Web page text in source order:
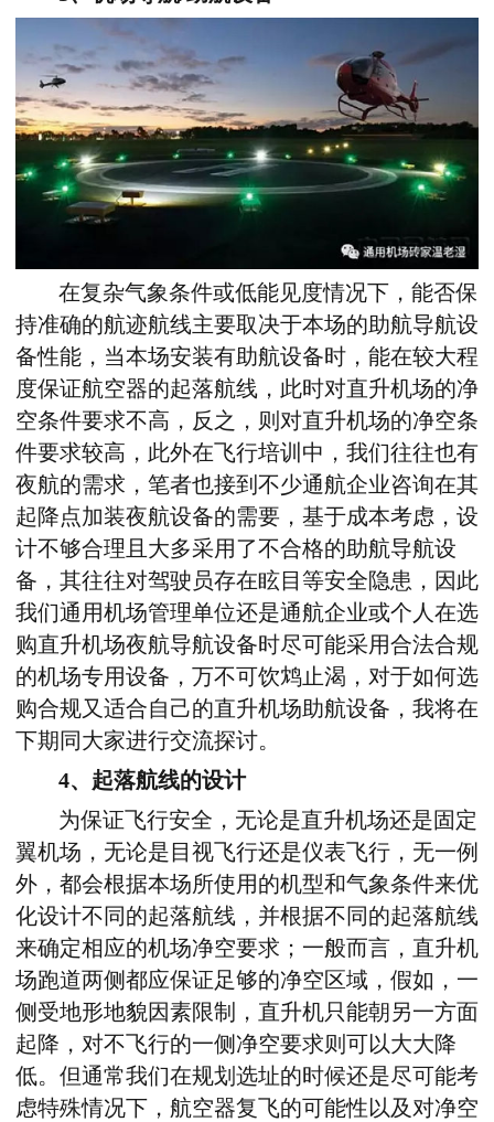
在复杂气象条件或低能见度情况下，能否保
持准确的航迹航线主要取决于本场的助航导航设
备性能，当本场安装有助航设备时，能在较大程
度保证航空器的起落航线，此时对直升机场的净
空条件要求不高，反之，则对直升机场的净空条
件要求较高，此外在飞行培训中，我们往往也有
夜航的需求，笔者也接到不少通航企业咨询在其
起降点加装夜航设备的需要，基于成本考虑，设
计不够合理且大多采用了不合格的助航导航设
备，其往往对驾驶员存在眩目等安全隐患，因此
我们通用机场管理单位还是通航企业或个人在选
购直升机场夜航导航设备时尽可能采用合法合规
的机场专用设备，万不可饮鸩止渴，对于如何选
购合规又适合自己的直升机场助航设备，我将在
下期同大家进行交流探讨。
4、起落航线的设计
为保证飞行安全，无论是直升机场还是固定
翼机场，无论是目视飞行还是仪表飞行，无一例
外，都会根据本场所使用的机型和气象条件来优
化设计不同的起落航线，并根据不同的起落航线
来确定相应的机场净空要求；一般而言，直升机
场跑道两侧都应保证足够的净空区域，假如，一
侧受地形地貌因素限制，直升机只能朝另一方面
起降，对不飞行的一侧净空要求则可以大大降
低。但通常我们在规划选址的时候还是尽可能考
虑特殊情况下，航空器复飞的可能性以及对净空